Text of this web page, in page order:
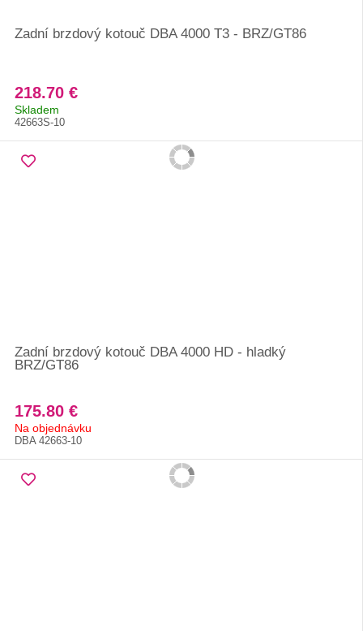
Zadní brzdový kotouč DBA 4000 T3 - BRZ/GT86
218.70 €
Skladem
42663S-10
Zadní brzdový kotouč DBA 4000 HD - hladký
BRZ/GT86
175.80 €
Na objednávku
DBA 42663-10